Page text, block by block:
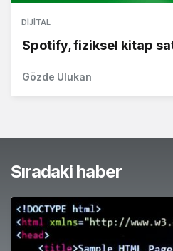
DIJITAL
Spotify, fiziksel kitap
Gözde Ulukan
Sıradaki haber